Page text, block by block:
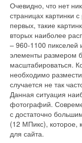
Очевидно, что нет
страницах картинки
первых, такие
вторых наиболее
– 960-1100 пикселей
элементы размером
масштабироваться.
необходимо
случается не так
Данная ситуация
фотографий.
с достаточно
(12 МПикс), которое,
для сайта.